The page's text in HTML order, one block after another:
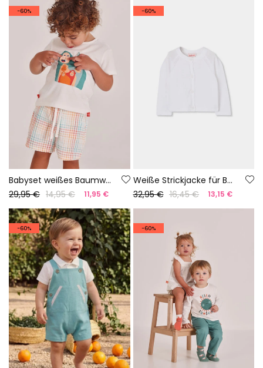
-60%
Babyset weißes Baumwoll-T-Shirt
29,95 € 14,95 € 11,95 €
-60%
Weiße Strickjacke für Babys
32,95 € 16,45 € 13,15 €
-60% -60%